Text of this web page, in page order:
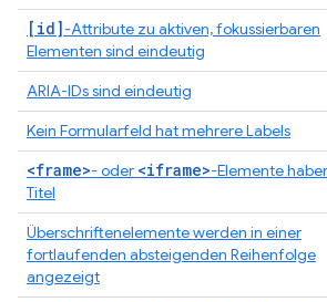
[id]-Attribute zu aktiven, fokussierbaren
Elementen sind eindeutig
ARIA-IDs sind eindeutig
Kein Formularfeld hat mehrere Labels
<frame>- oder <iframe>-Elemente
Titel
Überschriftenelemente werden in einer
fortlaufenden absteigenden Reihenfolge
angezeigt